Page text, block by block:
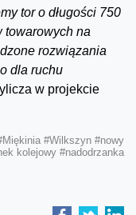
tor o długości 750
towarowych na
rozwiązania
dla ruchu
w projekcie
#Wilkszyn #nowy
kolejowy #nadodrzanka